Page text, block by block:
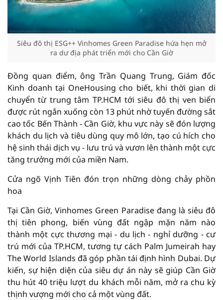
Siêu đô thị ESG++ Vinhomes Green Paradise hứa hẹn mở
ra dư địa phát triển mới cho Cần Giờ
Đồng quan điểm, ông Trần Quang Trung, Giám đốc
Kinh doanh tại OneHousing cho biết, khi thời gian di
chuyển từ trung tâm TP.HCM tới siêu đô thị ven biển
được rút ngắn xuống còn 13 phút nhờ tuyến đường sắt
cao tốc Bến Thành - Cần Giờ, khu vực này sẽ đón lượng
khách du lịch và tiêu dùng quy mô lớn, tạo cú hích cho
hệ sinh thái dịch vụ - lưu trú và vươn lên thành một cực
tăng trưởng mới của miền Nam.
Cửa ngõ Vịnh Tiên đón trọn những dòng chảy phồn
hoa
Tại Cần Giờ, Vinhomes Green Paradise đang là siêu đô
thị tiên phong, biến vùng đất ngập mặn năm nào
thành một cực thương mại - du lịch - nghỉ dưỡng - cư
trú mới của TP.HCM, tương tự cách Palm Jumeirah hay
The World Islands đã góp phần tái định hình Dubai. Dự
kiến, sự hiện diện của siêu dự án này sẽ giúp Cần Giờ
thu hút 40 triệu lượt du khách mỗi năm, mở ra chu kỳ
thịnh vượng mới cho cả một vùng đất.